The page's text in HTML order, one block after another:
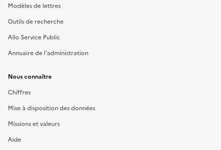
Modèles de lettres
Outils de recherche
Allo Service Public
Annuaire de l'administration
Nous connaître
Chiffres
Mise à disposition des données
Missions et valeurs
Aide